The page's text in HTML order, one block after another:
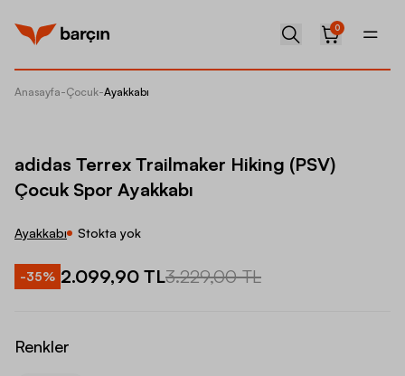
0
Anasayfa-Çocuk-Ayakkabı
adidas Terrex Trailmaker Hiking (PSV)
Çocuk Spor Ayakkabı
Ayakkabı Stokta yok
-35% 2.099,90 TL3.229,00 TL
Renkler